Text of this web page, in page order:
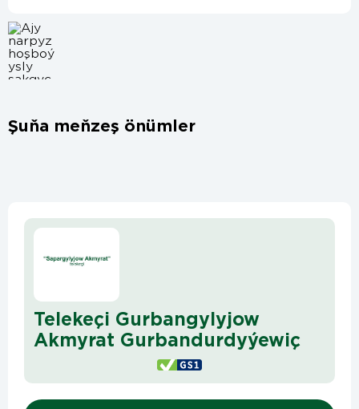
Şuňa meňzeş önümler
Telekeçi Gurbangylyjow
Akmyrat Gurbandurdyýewiç